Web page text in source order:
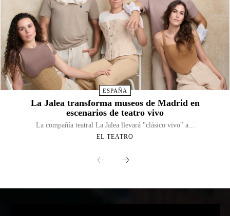
ESPAÑA
La Jalea transforma museos de Madrid en
escenarios de teatro vivo
La compañía teatral La Jalea llevará "clásico vivo" a...
EL TEATRO